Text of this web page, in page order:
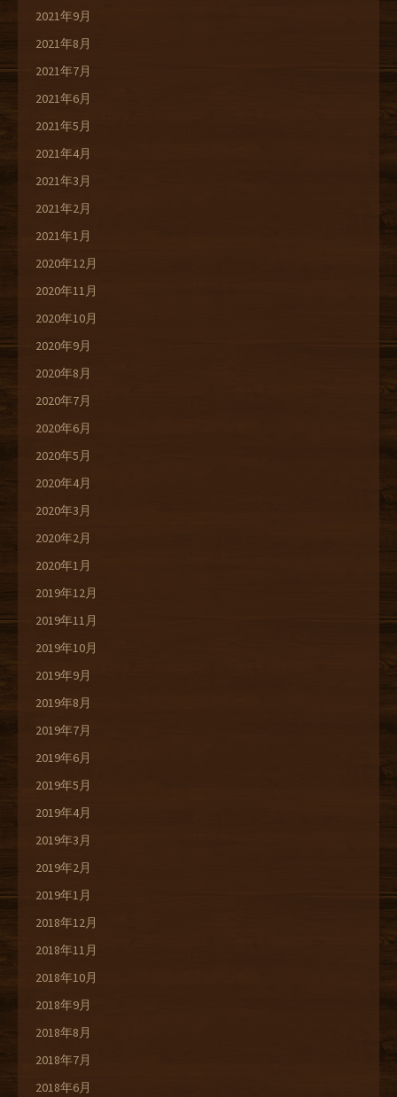
2021年9月
2021年8月
2021年7月
2021年6月
2021年5月
2021年4月
2021年3月
2021年2月
2021年1月
2020年12月
2020年11月
2020年10月
2020年9月
2020年8月
2020年7月
2020年6月
2020年5月
2020年4月
2020年3月
2020年2月
2020年1月
2019年12月
2019年11月
2019年10月
2019年9月
2019年8月
2019年7月
2019年6月
2019年5月
2019年4月
2019年3月
2019年2月
2019年1月
2018年12月
2018年11月
2018年10月
2018年9月
2018年8月
2018年7月
2018年6月